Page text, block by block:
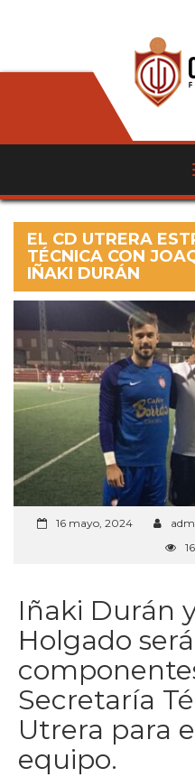
EL CD UTRERA
TÉCNICA CON
IÑAKI DURÁN
16 mayo, 2024
Iñaki Durán
Holgado
Secretaría
Utrera para
equipo.